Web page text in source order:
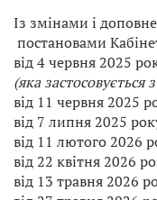
Із змінами і
постановами
від 4 червня 2025
(яка застосовується з
від 11 червня 2025
від 7 липня 2025
від 11 лютого 2026
від 22 квітня 2026
від 13 травня 2026